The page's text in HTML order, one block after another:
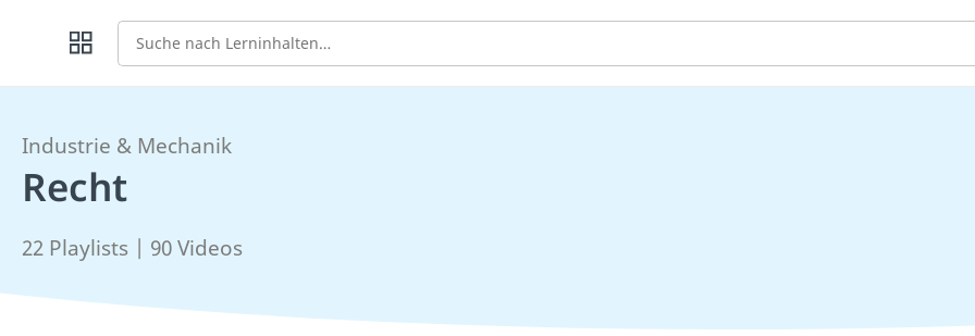
Suche
Industrie & Mechanik
Recht
22 Playlists | 90 Videos